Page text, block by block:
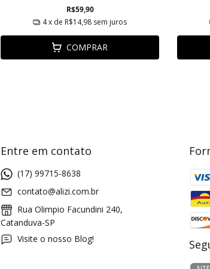
R$59,90
4x de R$14,98 sem juros
COMPRAR
Entre em contato
(17) 99715-8638
contato@alizi.com.br
Rua Olimpio Facundini 240,
Catanduva-SP
Visite o nosso Blog!